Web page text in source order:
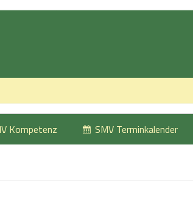
Kompetenz SMV Terminkalender